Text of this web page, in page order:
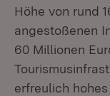
Höhe von rund
angestoßenen
60 Millionen
erfreulich